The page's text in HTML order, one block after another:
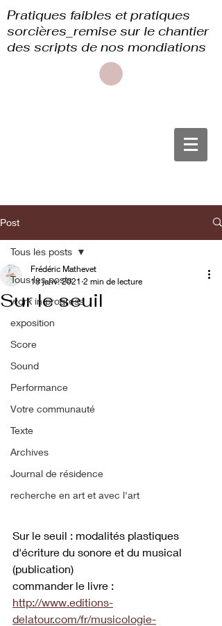
Pratiques faibles et pratiques
sorcières_remise sur le chantier
des scripts de nos mondiations
Post
Tous les posts
work in progress
exposition
Score
Sound
Performance
Votre communauté
Texte
Archives
Journal de résidence
recherche en art et avec l'art
Tous les posts
Sur le seuil
Frédéric Mathevet
13 janv. 2021 2 min de lecture
Sur le seuil : modalités plastiques
d'écriture du sonore et du musical
(publication)
commander le livre :
http://www.editions-
delatour.com/fr/musicologie-